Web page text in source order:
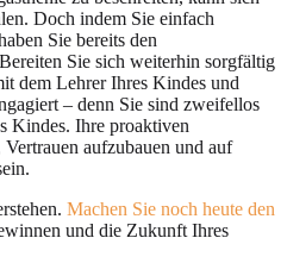
Doch indem Sie einfach
Sie bereits den
Sie sich weiterhin sorgfältig
dem Lehrer Ihres Kindes und
– denn Sie sind zweifellos
Kindes. Ihre proaktiven
aufzubauen und auf
Machen Sie noch heute den
und die Zukunft Ihres